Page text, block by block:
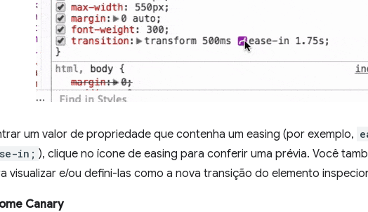
um valor de propriedade que contenha um easing (por exemplo,
in; ), clique no ícone de easing para conferir uma prévia. Você
visualizar e/ou defini-las como a nova transição do elemento
Canary